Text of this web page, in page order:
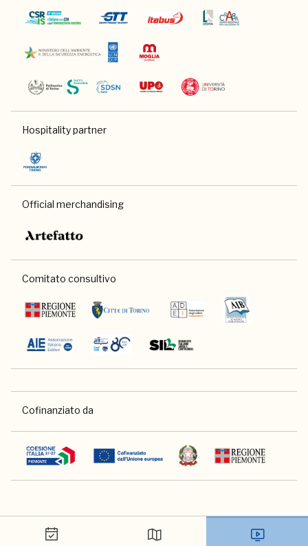
Hospitality partner
Official merchandising
Comitato consultivo
Cofinanziato da